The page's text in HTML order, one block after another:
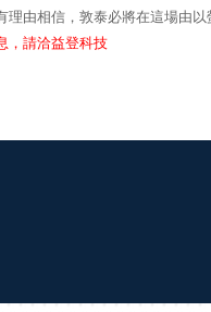
理由相信，敦泰必將在這場由
，請洽益登科技